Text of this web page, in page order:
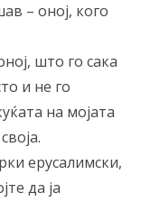
– оној, кого
што го сака
и не го
на мојата
ерусалимски,
да ја